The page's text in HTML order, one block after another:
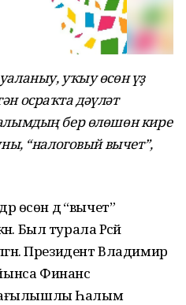
уҡыу өсөн үҙ
осраҡта дәүләт
бер өлөшөн кире
“налоговый вычет”,
өсөн дә “вычет”
Был турала Рәсәй
Президент Владимир
Финанс
Һалым